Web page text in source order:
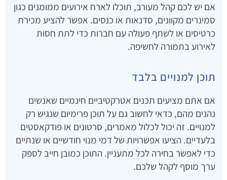
אם יש לכם קהל מעורב, תוכלו לארח אירועים ממומנים כגון
סמינרים מקוונים, סדנאות או כנסים. אפשר להציע מכירת
כרטיסים או לשתף פעולה עם חברות כדי לתת חסות
לאירוע בתמורה לחשיפה.
תוכן למנויים בלבד
אם אתם מציעים תכנים אטרקטיביים חינמיים שאנשים
נהנים מהם, כדאי לחשוב גם על תוכן פרימיום שנגיש רק
למנויים. זה יכול לכלול מאמרים, סרטונים או פודקאסטים
בלעדיים. הציעו אפשרויות של דמי מנוי חודשיים או שנתיים
כדי לאפשר בחירה לכל מתעניין. התוכן כמובן חייב לספק
ערך מוסף לקהל שלכם.